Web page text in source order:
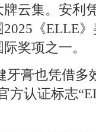
云集。安利
《ELLE
奖项之一。
牙膏也凭借多
方认证标志